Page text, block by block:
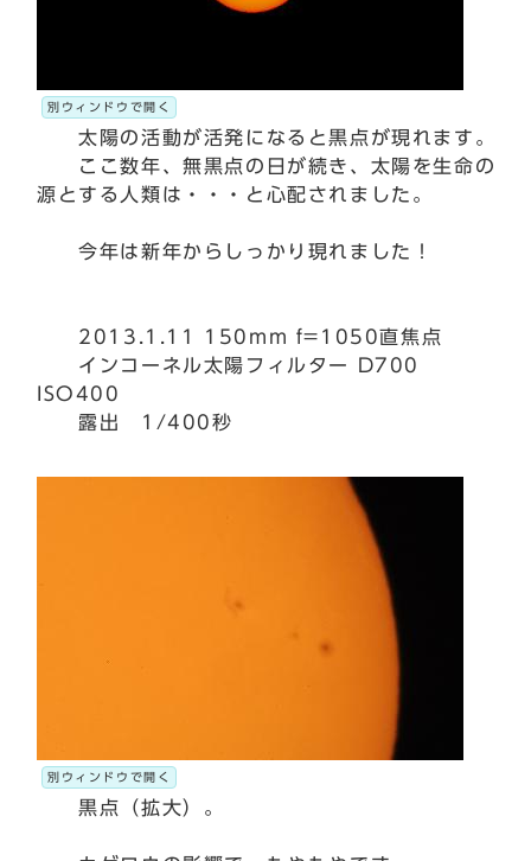
別ウィンドウで開く
太陽の活動が活発になると黒点が現れます。
ここ数年、無黒点の日が続き、太陽を生命の
源とする人類は・・・と心配されました。
今年は新年からしっかり現れました！
2013.1.11 150mm f=1050直焦点
インコーネル太陽フィルター D700
ISO400
露出 1/400秒
別ウィンドウで開く
黒点（拡大）。